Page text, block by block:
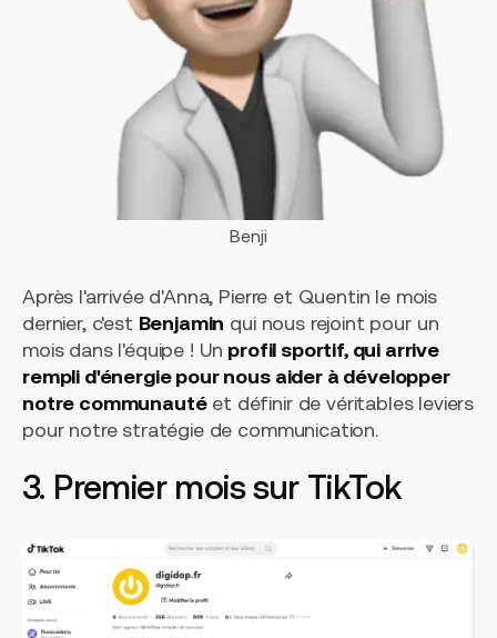
Benji
Après l'arrivée d'Anna, Pierre et Quentin le mois
dernier, c'est Benjamin qui nous rejoint pour un
mois dans l'équipe ! Un profil sportif, qui arrive
rempli d'énergie pour nous aider à développer
notre communautéet définir de véritables leviers
pour notre stratégie de communication.
3. Premier mois sur TikTok